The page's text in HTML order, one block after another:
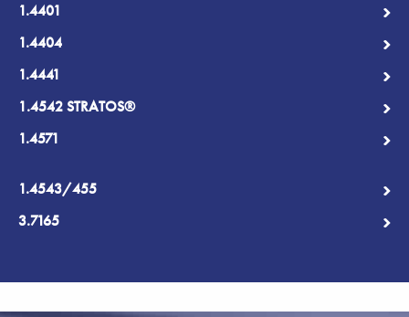
1.4401
1.4404
1.4441
1.4542 STRATOS®
1.4571
1.4543/455
3.7165